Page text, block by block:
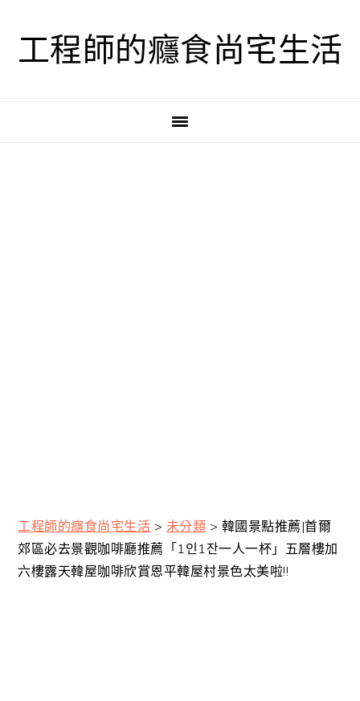
工程師的癮食尚宅生活
工程師的癮食尚宅生活 > 未分類 > 韓國景點推薦|首爾
郊區必去景觀咖啡廳推薦「1인1잔一人一杯」五層樓加
六樓露天韓屋咖啡欣賞恩平韓屋村景色太美啦!!